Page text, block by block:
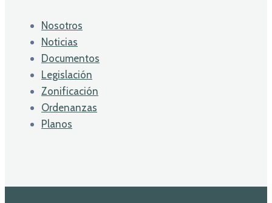
Nosotros
Noticias
Documentos
Legislación
Zonificación
Ordenanzas
Planos